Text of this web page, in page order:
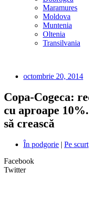
Maramures
Moldova
Muntenia
Oltenia
Transilvania
octombrie 20, 2014
Copa-Cogeca:
cu aproape
să crească
În podgorie | Pe scurt
Facebook
Twitter